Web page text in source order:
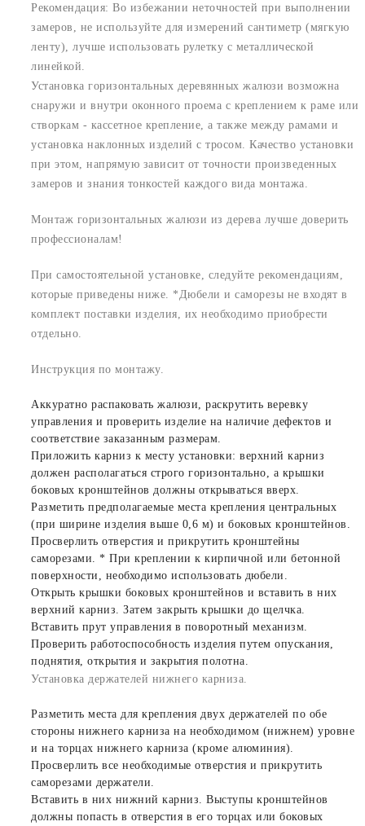
Рекомендация: Во избежании неточностей при выполнении
замеров, не используйте для измерений сантиметр (мягкую
ленту), лучше использовать рулетку с металлической
линейкой.
Установка горизонтальных деревянных жалюзи возможна
снаружи и внутри оконного проема с креплением к раме или
створкам - кассетное крепление, а также между рамами и
установка наклонных изделий с тросом. Качество установки
при этом, напрямую зависит от точности произведенных
замеров и знания тонкостей каждого вида монтажа.
Монтаж горизонтальных жалюзи из дерева лучше доверить
профессионалам!
При самостоятельной установке, следуйте рекомендациям,
которые приведены ниже. *Дюбели и саморезы не входят в
комплект поставки изделия, их необходимо приобрести
отдельно.
Инструкция по монтажу.
Аккуратно распаковать жалюзи, раскрутить веревку
управления и проверить изделие на наличие дефектов и
соответствие заказанным размерам.
Приложить карниз к месту установки: верхний карниз
должен располагаться строго горизонтально, а крышки
боковых кронштейнов должны открываться вверх.
Разметить предполагаемые места крепления центральных
(при ширине изделия выше 0,6 м) и боковых кронштейнов.
Просверлить отверстия и прикрутить кронштейны
саморезами. * При креплении к кирпичной или бетонной
поверхности, необходимо использовать дюбели.
Открыть крышки боковых кронштейнов и вставить в них
верхний карниз. Затем закрыть крышки до щелчка.
Вставить прут управления в поворотный механизм.
Проверить работоспособность изделия путем опускания,
поднятия, открытия и закрытия полотна.
Установка держателей нижнего карниза.
Разметить места для крепления двух держателей по обе
стороны нижнего карниза на необходимом (нижнем) уровне
и на торцах нижнего карниза (кроме алюминия).
Просверлить все необходимые отверстия и прикрутить
саморезами держатели.
Вставить в них нижний карниз. Выступы кронштейнов
должны попасть в отверстия в его торцах или боковых